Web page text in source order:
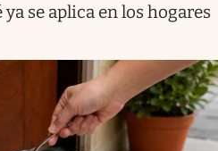
se aplica en los hogares